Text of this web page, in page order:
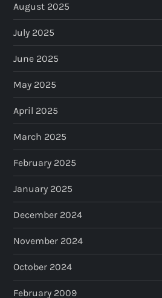
August 2025
July 2025
June 2025
May 2025
April 2025
March 2025
February 2025
January 2025
December 2024
November 2024
October 2024
February 2009